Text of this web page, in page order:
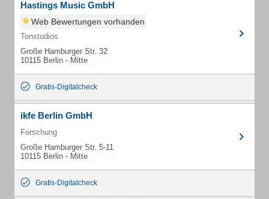
Hastings Music GmbH
Web Bewertungen vorhanden
Tonstudios
Große Hamburger Str. 32
10115 Berlin - Mitte
Gratis-Digitalcheck
ikfe Berlin GmbH
Forschung
Große Hamburger Str. 5-11
10115 Berlin - Mitte
Gratis-Digitalcheck